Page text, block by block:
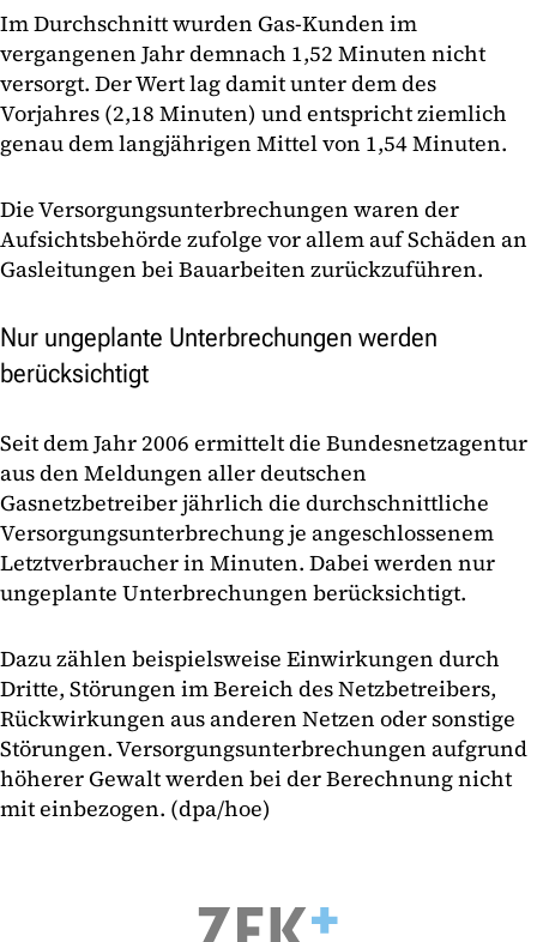
Im Durchschnitt wurden Gas-Kunden im
vergangenen Jahr demnach 1,52 Minuten nicht
versorgt. Der Wert lag damit unter dem des
Vorjahres (2,18 Minuten) und entspricht ziemlich
genau dem langjährigen Mittel von 1,54 Minuten.
Die Versorgungsunterbrechungen waren der
Aufsichtsbehörde zufolge vor allem auf Schäden an
Gasleitungen bei Bauarbeiten zurückzuführen.
Nur ungeplante Unterbrechungen werden
berücksichtigt
Seit dem Jahr 2006 ermittelt die Bundesnetzagentur
aus den Meldungen aller deutschen
Gasnetzbetreiber jährlich die durchschnittliche
Versorgungsunterbrechung je angeschlossenem
Letztverbraucher in Minuten. Dabei werden nur
ungeplante Unterbrechungen berücksichtigt.
Dazu zählen beispielsweise Einwirkungen durch
Dritte, Störungen im Bereich des Netzbetreibers,
Rückwirkungen aus anderen Netzen oder sonstige
Störungen. Versorgungsunterbrechungen aufgrund
höherer Gewalt werden bei der Berechnung nicht
mit einbezogen. (dpa/hoe)